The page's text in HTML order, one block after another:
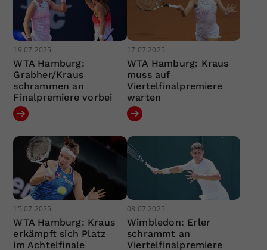
19.07.2025
WTA Hamburg:
Grabher/Kraus
schrammen an
Finalpremiere vorbei
17.07.2025
WTA Hamburg: Kraus
muss auf
Viertelfinalpremiere
warten
15.07.2025
WTA Hamburg: Kraus
erkämpft sich Platz
im Achtelfinale
08.07.2025
Wimbledon: Erler
schrammt an
Viertelfinalpremiere